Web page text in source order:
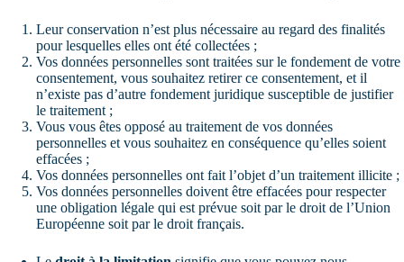
Leur conservation n’est plus nécessaire au regard des finalités
pour lesquelles elles ont été collectées ;
Vos données personnelles sont traitées sur le fondement de votre
consentement, vous souhaitez retirer ce consentement, et il
n’existe pas d’autre fondement juridique susceptible de justifier
le traitement ;
Vous vous êtes opposé au traitement de vos données
personnelles et vous souhaitez en conséquence qu’elles soient
effacées ;
Vos données personnelles ont fait l’objet d’un traitement illicite ;
Vos données personnelles doivent être effacées pour respecter
une obligation légale qui est prévue soit par le droit de l’Union
Européenne soit par le droit français.